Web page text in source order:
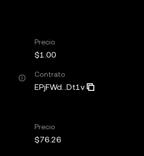
Precio
$1.00
Contrato
EPjFWd...Dt1v
Precio
$76.26